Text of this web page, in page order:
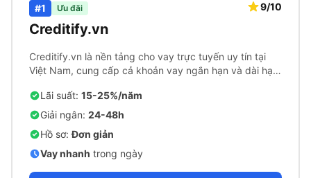
#1 Ưu đãi
Creditify.vn
9/10
Creditify.vn là nền tảng cho vay trực tuyến uy tín tại
Việt Nam, cung cấp cả khoản vay ngắn hạn và dài hạn
Lãi suất: 15-25%/năm
Giải ngân: 24-48h
Hồ sơ:Đơn giản
Vay nhanh trong ngày